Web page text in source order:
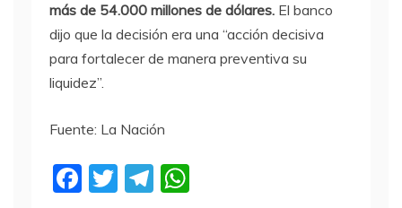
más de 54.000 millones de dólares. El banco
dijo que la decisión era una “acción decisiva
para fortalecer de manera preventiva su
liquidez”.
Fuente: La Nación
F
T
T